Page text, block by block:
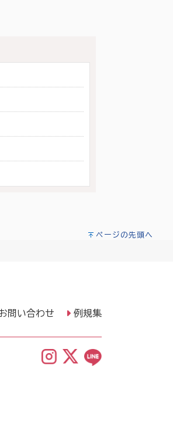
ページの先頭へ
問い合わせ 例規集